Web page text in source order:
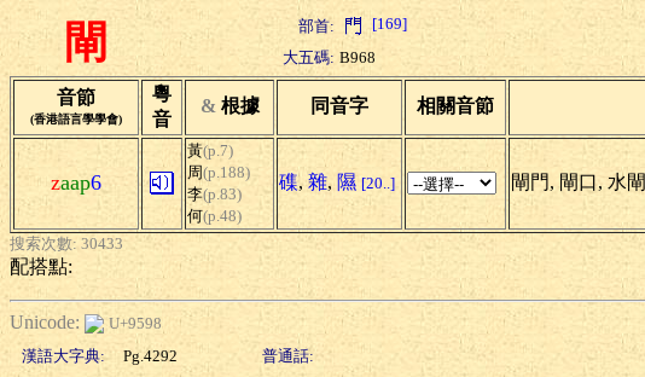
閘 部首: [169]
大五碼: B968
音節
(香港語言學學會)
粵
音
& 根據 同音字 相關音節
zaap6
黃(p.7)
周(p.188)
李(p.83)
何(p.48)
磼, 雜, 隰 [20..] 閘門, 閘口, 水閘
搜索次數: 30433
配搭點:
Unicode:
U+9598
漢語大字典:
Pg.4292 普通話: